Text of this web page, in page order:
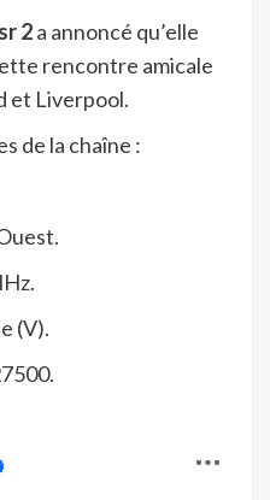
2a annoncé qu’elle
rencontre amicale
et Liverpool.
de la chaîne :
(V).